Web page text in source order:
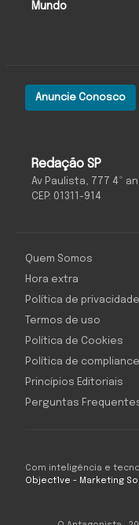
Redação SP
Av Paulista, 777 4º
CEP: 01311-914
Anuncie Conosco
Mundo
Com inteligência e
Object1ve - Marketing
Quem Somos
Hora extra
Política de privacidade
Termos de uso
Política de Cookies
Política de compliance
Princípios Editoriais
Perguntas